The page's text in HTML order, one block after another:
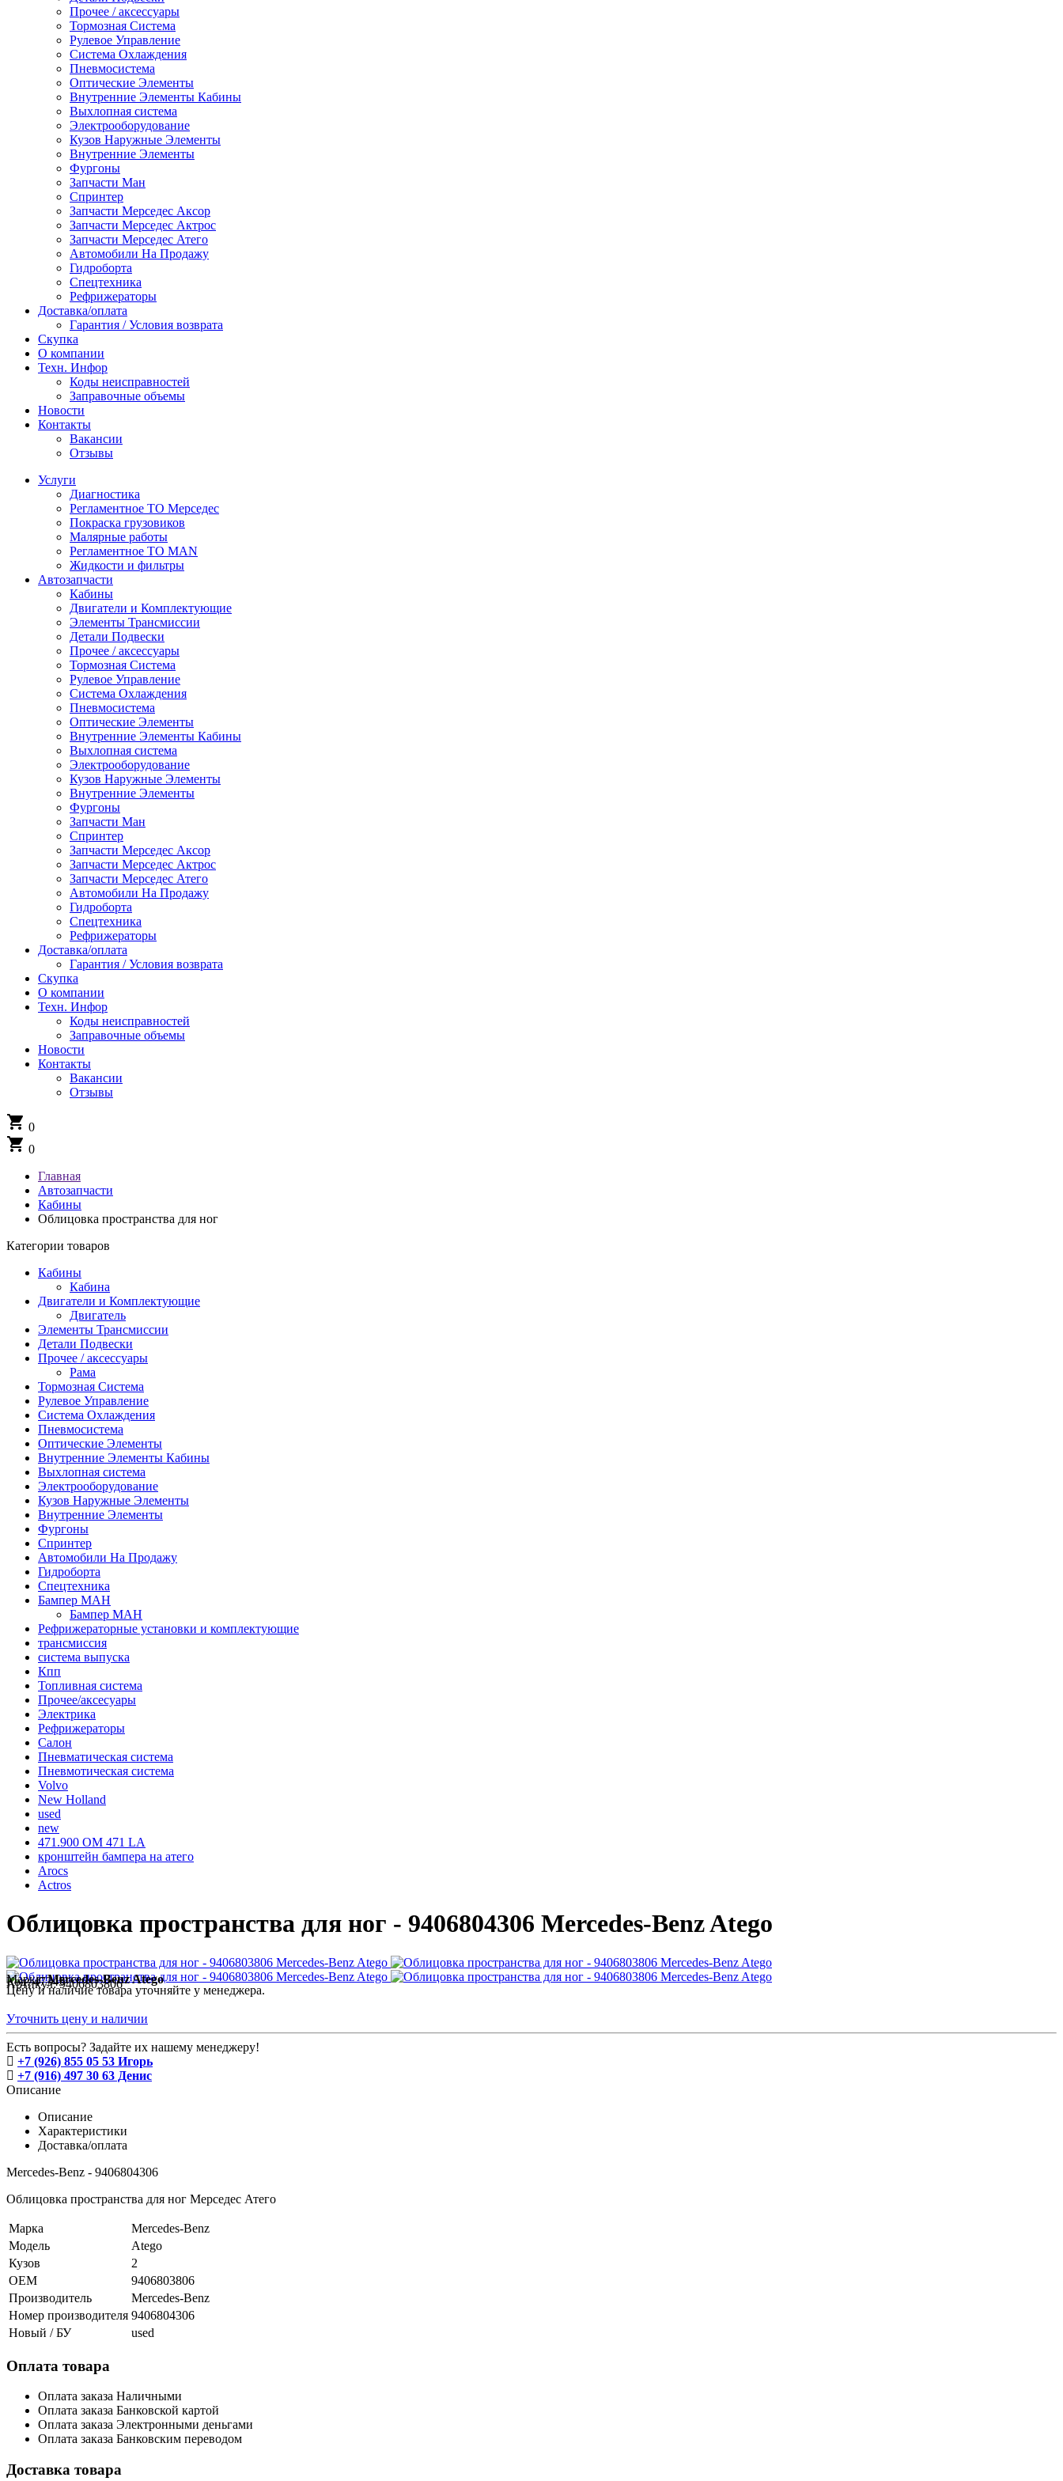
Прочее / аксессуары
Тормозная Система
Рулевое Управление
Система Охлаждения
Пневмосистема
Оптические Элементы
Внутренние Элементы Кабины
Выхлопная система
Электрооборудование
Кузов Наружные Элементы
Внутренние Элементы
Фургоны
Запчасти Ман
Спринтер
Запчасти Мерседес Аксор
Запчасти Мерседес Актрос
Запчасти Мерседес Атего
Автомобили На Продажу
Гидроборта
Спецтехника
Рефрижераторы
Доставка/оплата
Гарантия / Условия возврата
Скупка
О компании
Техн. Инфор
Коды неисправностей
Заправочные объемы
Новости
Контакты
Вакансии
Отзывы
Услуги
Диагностика
Регламентное ТО Мерседес
Покраска грузовиков
Малярные работы
Регламентное ТО MAN
Жидкости и фильтры
Автозапчасти
Кабины
Двигатели и Комплектующие
Элементы Трансмиссии
Детали Подвески
Прочее / аксессуары
Тормозная Система
Рулевое Управление
Система Охлаждения
Пневмосистема
Оптические Элементы
Внутренние Элементы Кабины
Выхлопная система
Электрооборудование
Кузов Наружные Элементы
Внутренние Элементы
Фургоны
Запчасти Ман
Спринтер
Запчасти Мерседес Аксор
Запчасти Мерседес Актрос
Запчасти Мерседес Атего
Автомобили На Продажу
Гидроборта
Спецтехника
Рефрижераторы
Доставка/оплата
Гарантия / Условия возврата
Скупка
О компании
Техн. Инфор
Коды неисправностей
Заправочные объемы
Новости
Контакты
Вакансии
Отзывы
shopping_cart 0
shopping_cart 0
Главная
Автозапчасти
Кабины
Облицовка пространства для ног
Категории товаров
Кабины
Кабина
Двигатели и Комплектующие
Двигатель
Элементы Трансмиссии
Детали Подвески
Прочее / аксессуары
Рама
Тормозная Система
Рулевое Управление
Система Охлаждения
Пневмосистема
Оптические Элементы
Внутренние Элементы Кабины
Выхлопная система
Электрооборудование
Кузов Наружные Элементы
Внутренние Элементы
Фургоны
Спринтер
Автомобили На Продажу
Гидроборта
Спецтехника
Бампер МАН
Бампер МАН
Рефрижераторные установки и комплектующие
трансмиссия
система выпуска
Кпп
Топливная система
Прочее/аксесуары
Электрика
Рефрижераторы
Салон
Пневматическая система
Пневмотическая система
Volvo
New Holland
used
new
471.900 OM 471 LA
кронштейн бампера на атего
Arocs
Actros
Облицовка пространства для ног - 9406804306 Mercedes-Benz Atego
Марка:Mercedes-Benz Atego
Код:47345
Артикул:9406803806
Цену и наличие товара уточняйте у менеджера.
Уточнить цену и наличии
Есть вопросы? Задайте их нашему менеджеру!
+7 (926) 855 05 53 Игорь
+7 (916) 497 30 63 Денис
Описание
Описание
Характеристики
Доставка/оплата
Mercedes-Benz - 9406804306
Облицовка пространства для ног Мерседес Атего
Марка
Mercedes-Benz
Модель
Atego
Кузов
2
OEM
9406803806
Производитель
Mercedes-Benz
Номер производителя 9406804306
Новый / БУ
used
Оплата товара
Оплата заказа Наличными
Оплата заказа Банковской картой
Оплата заказа Электронными деньгами
Оплата заказа Банковским переводом
Доставка товара